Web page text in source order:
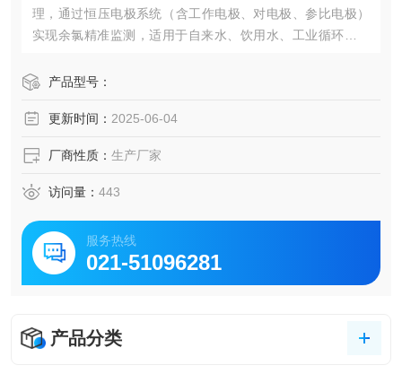
理，通过​​恒压电极系统​​（含工作电极、对电极、参比电极）
实现余氯精准监测，适用于自来水、饮用水、工业循环水等
产品型号：
更新时间： 2025-06-04
厂商性质： 生产厂家
访问量： 443
服务热线
021-51096281
产品分类